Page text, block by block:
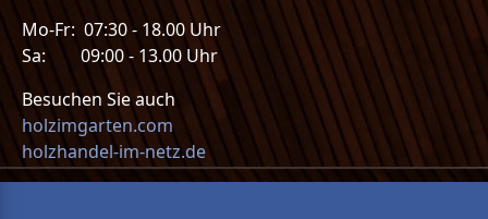
Mo-Fr: 07:30 - 18.00 Uhr
Sa: 09:00 - 13.00 Uhr
Besuchen Sie auch
holzimgarten.com
holzhandel-im-netz.de